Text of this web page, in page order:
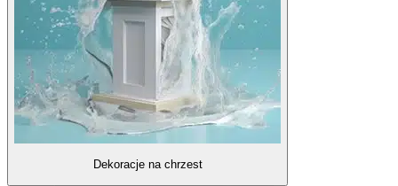
Dekoracje na chrzest